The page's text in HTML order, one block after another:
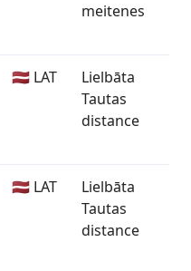
meitenes
🇱🇻 LAT
Lielbāta
Tautas
distance
🇱🇻 LAT
Lielbāta
Tautas
distance